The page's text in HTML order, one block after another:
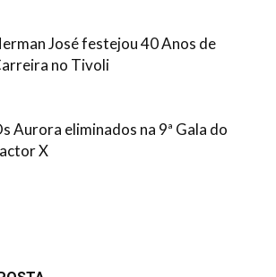
José festejou 40 Anos de
no Tivoli
Aurora eliminados na 9ª Gala do
X